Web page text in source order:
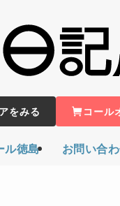
ル徳島 お問い合
をみる コール